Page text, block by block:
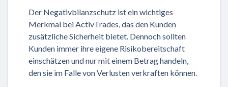
Der Negativbilanzschutz ist ein wichtiges
Merkmal bei ActivTrades, das den Kunden
zusätzliche Sicherheit bietet. Dennoch sollten
Kunden immer ihre eigene Risikobereitschaft
einschätzen und nur mit einem Betrag handeln,
den sie im Falle von Verlusten verkraften können.